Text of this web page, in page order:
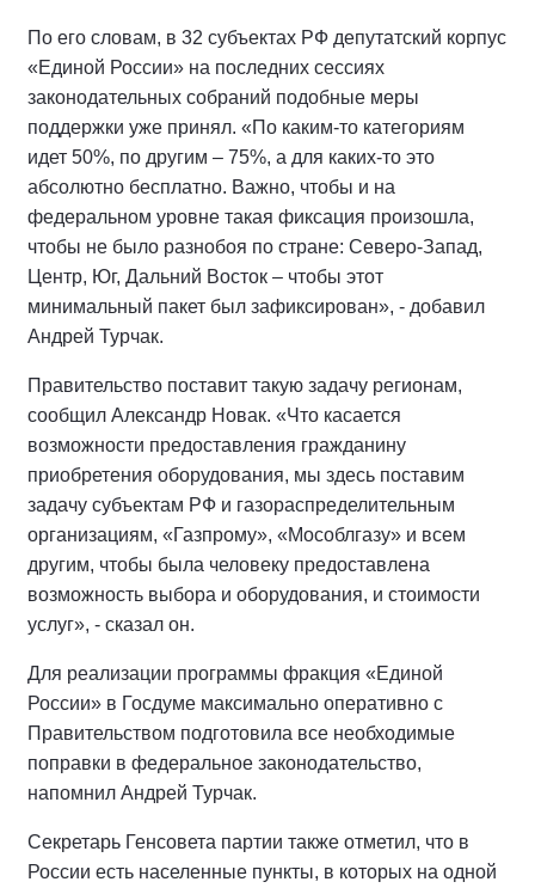
По его словам, в 32 субъектах РФ депутатский корпус
«Единой России» на последних сессиях
законодательных собраний подобные меры
поддержки уже принял. «По каким-то категориям
идет 50%, по другим – 75%, а для каких-то это
абсолютно бесплатно. Важно, чтобы и на
федеральном уровне такая фиксация произошла,
чтобы не было разнобоя по стране: Северо-Запад,
Центр, Юг, Дальний Восток – чтобы этот
минимальный пакет был зафиксирован», - добавил
Андрей Турчак.
Правительство поставит такую задачу регионам,
сообщил Александр Новак. «Что касается
возможности предоставления гражданину
приобретения оборудования, мы здесь поставим
задачу субъектам РФ и газораспределительным
организациям, «Газпрому», «Мособлгазу» и всем
другим, чтобы была человеку предоставлена
возможность выбора и оборудования, и стоимости
услуг», - сказал он.
Для реализации программы фракция «Единой
России» в Госдуме максимально оперативно с
Правительством подготовила все необходимые
поправки в федеральное законодательство,
напомнил Андрей Турчак.
Секретарь Генсовета партии также отметил, что в
России есть населенные пункты, в которых на одной